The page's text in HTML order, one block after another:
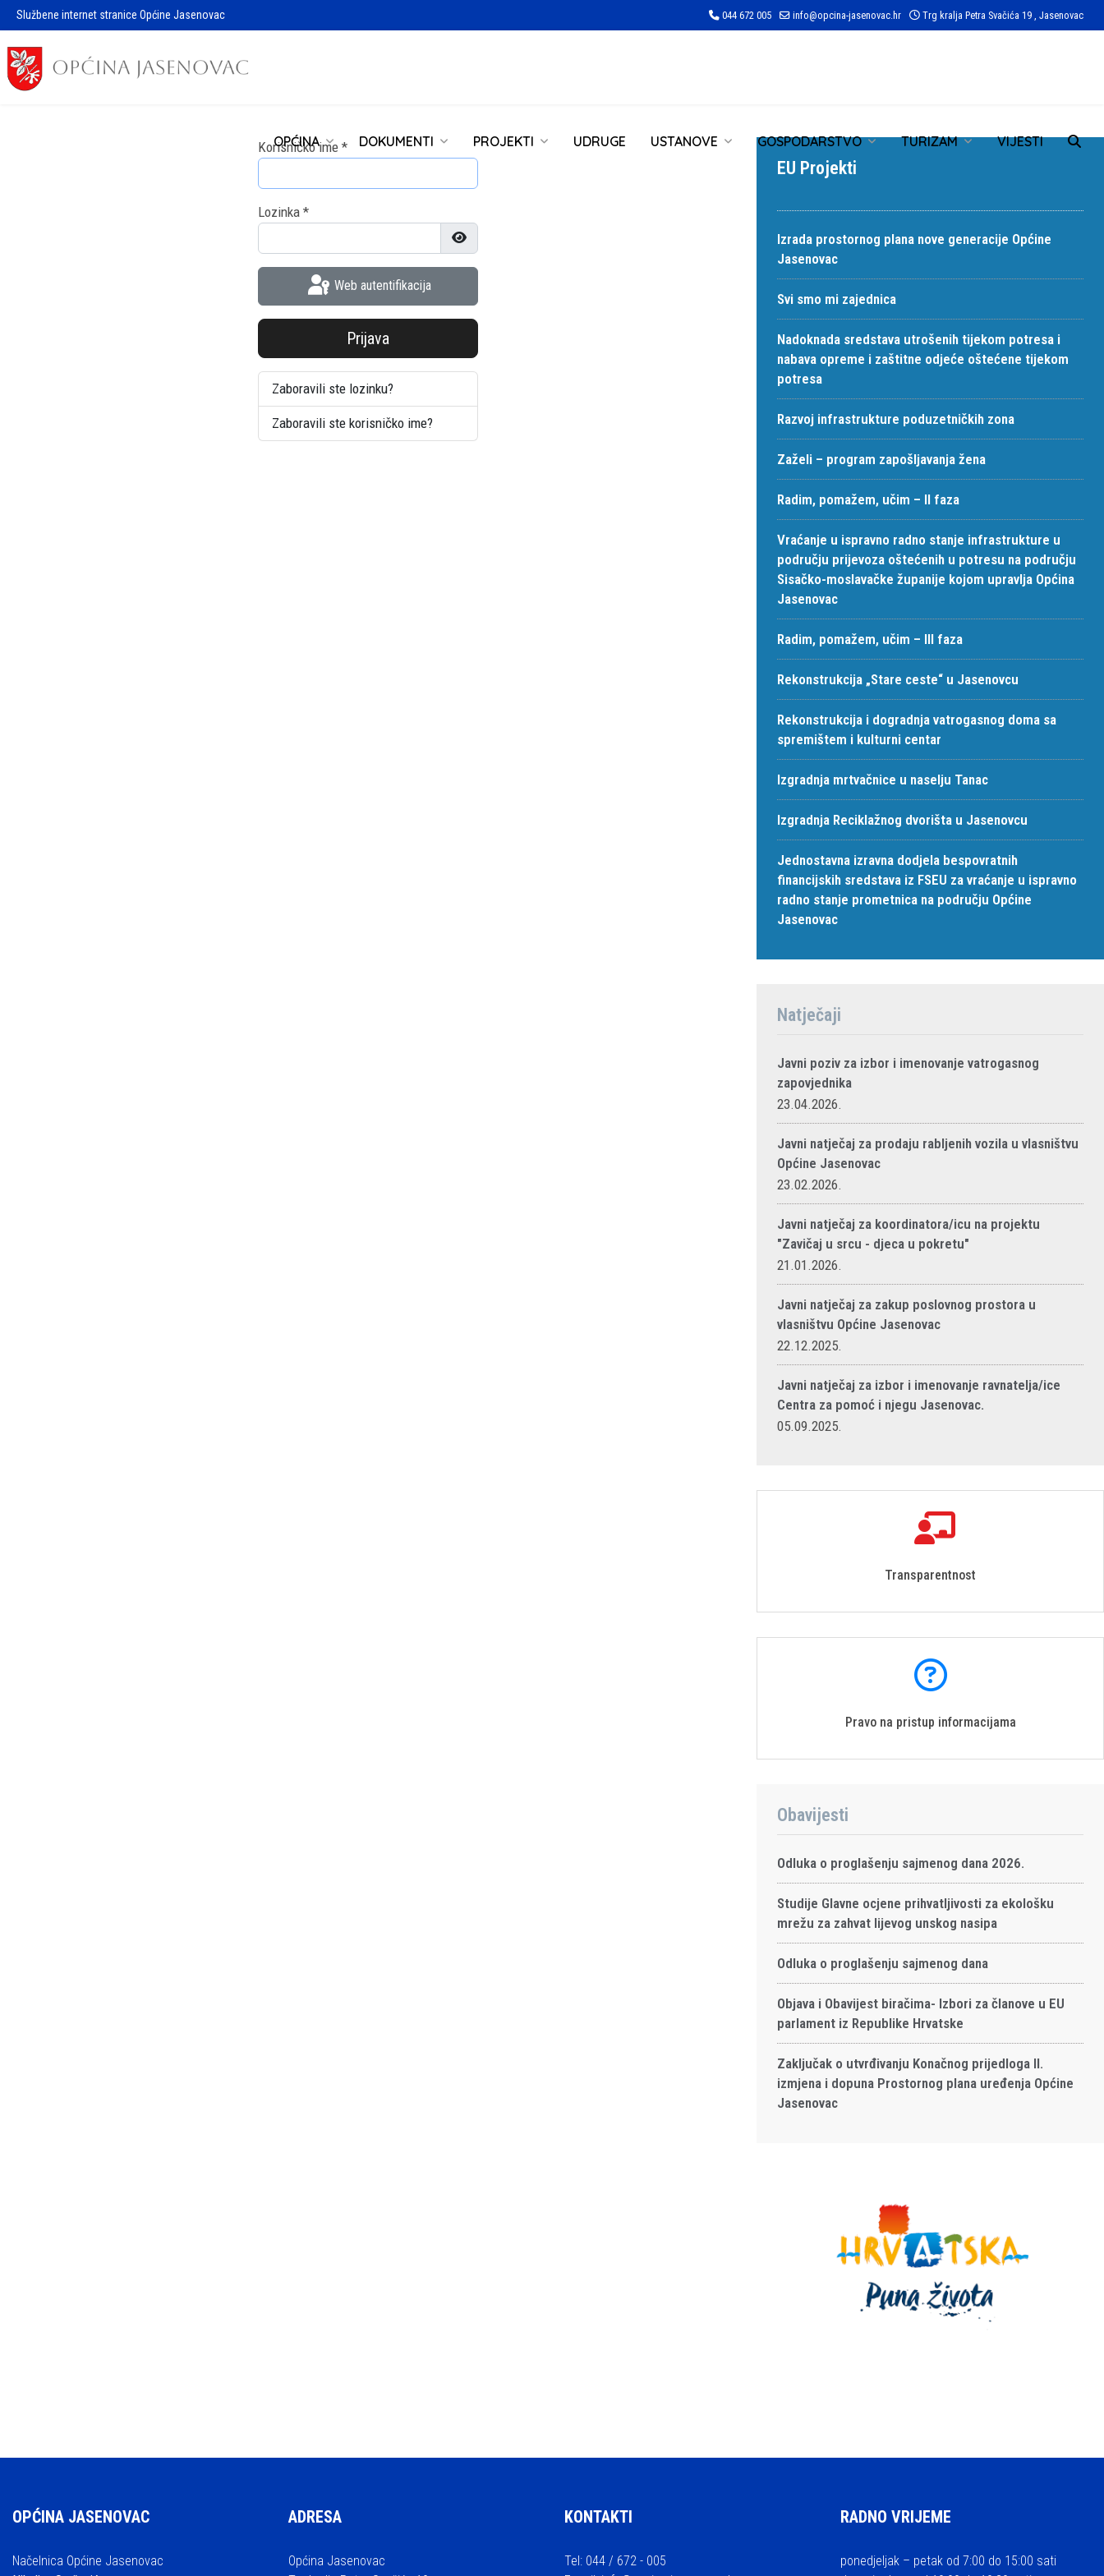
Službene internet stranice Općine Jasenovac 044 672 005 info@opcina-jasenovac.hr Trg kralja Petra Svačića 19 , Jasenovac
OPĆINA DOKUMENTI PROJEKTI UDRUGE USTANOVE GOSPODARSTVO TURIZAM VIJESTI
Korisničko ime*
Lozinka*
Prikaži lozinku
Web autentifikacija
Prijava
Zaboravili ste lozinku?
Zaboravili ste korisničko ime?
EU Projekti
Izrada prostornog plana nove generacije Općine
Jasenovac
Svi smo mi zajednica
Nadoknada sredstava utrošenih tijekom potresa i
nabava opreme i zaštitne odjeće oštećene tijekom
potresa
Razvoj infrastrukture poduzetničkih zona
Zaželi – program zapošljavanja žena
Radim, pomažem, učim – II faza
Vraćanje u ispravno radno stanje infrastrukture u
području prijevoza oštećenih u potresu na području
Sisačko-moslavačke županije kojom upravlja Općina
Jasenovac
Radim, pomažem, učim – III faza
Rekonstrukcija „Stare ceste“ u Jasenovcu
Rekonstrukcija i dogradnja vatrogasnog doma sa
spremištem i kulturni centar
Izgradnja mrtvačnice u naselju Tanac
Izgradnja Reciklažnog dvorišta u Jasenovcu
Jednostavna izravna dodjela bespovratnih
financijskih sredstava iz FSEU za vraćanje u ispravno
radno stanje prometnica na području Općine
Jasenovac
Natječaji
Javni poziv za izbor i imenovanje vatrogasnog
zapovjednika
23.04.2026.
Javni natječaj za prodaju rabljenih vozila u vlasništvu
Općine Jasenovac
23.02.2026.
Javni natječaj za koordinatora/icu na projektu
"Zavičaj u srcu - djeca u pokretu"
21.01.2026.
Javni natječaj za zakup poslovnog prostora u
vlasništvu Općine Jasenovac
22.12.2025.
Javni natječaj za izbor i imenovanje ravnatelja/ice
Centra za pomoć i njegu Jasenovac.
05.09.2025.
Transparentnost
Pravo na pristup informacijama
Obavijesti
Odluka o proglašenju sajmenog dana 2026.
Studije Glavne ocjene prihvatljivosti za ekološku
mrežu za zahvat lijevog unskog nasipa
Odluka o proglašenju sajmenog dana
Objava i Obavijest biračima- Izbori za članove u EU
parlament iz Republike Hrvatske
Zaključak o utvrđivanju Konačnog prijedloga II.
izmjena i dopuna Prostornog plana uređenja Općine
Jasenovac
OPĆINA JASENOVAC
Načelnica Općine Jasenovac
ADRESA
Općina Jasenovac
KONTAKTI
Tel: 044 / 672 - 005
RADNO VRIJEME
ponedjeljak – petak od 7:00 do 15:00 sati